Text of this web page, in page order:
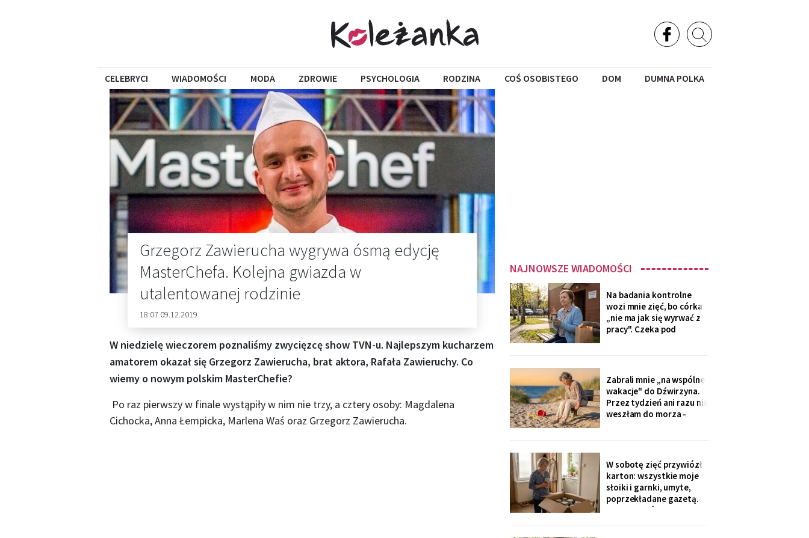
CELEBRYCI WIADOMOŚCI MODA ZDROWIE PSYCHOLOGIA RODZINA COŚ OSOBISTEGO DOM DUMNA POLKA
Grzegorz Zawierucha wygrywa ósmą edycję
MasterChefa. Kolejna gwiazda w
utalentowanej rodzinie
18:07 09.12.2019
W niedzielę wieczorem poznaliśmy zwycięzcę show TVN-u. Najlepszym kucharzem
amatorem okazał się Grzegorz Zawierucha, brat aktora, Rafała Zawieruchy. Co
wiemy o nowym polskim MasterChefie?
Po raz pierwszy w finale wystąpiły w nim nie trzy, a cztery osoby: Magdalena
Cichocka, Anna Łempicka, Marlena Waś oraz Grzegorz Zawierucha.
NAJNOWSZE WIADOMOŚCI
Na badania kontrolne
wozi mnie zięć, bo córka
„nie ma jak się wyrwać z
pracy". Czeka pod
powiedział cicho: „niech
się mama na nią nie
gniewa. Ona zapomina, że
mama nie będzie
Zabrali mnie „na wspólne
wakacje" do Dźwirzyna.
Przez tydzień ani razu nie
weszłam do morza -
powrotnej syn zapytał: „i
jak, mamo, odpoczęłaś?".
Piasek przywiozłam tylko
w butach, z placu
W sobotę zięć przywiózł
karton: wszystkie moje
słoiki i garnki, umyte,
poprzekładane gazetą.
„Synowa mówi, że już nie